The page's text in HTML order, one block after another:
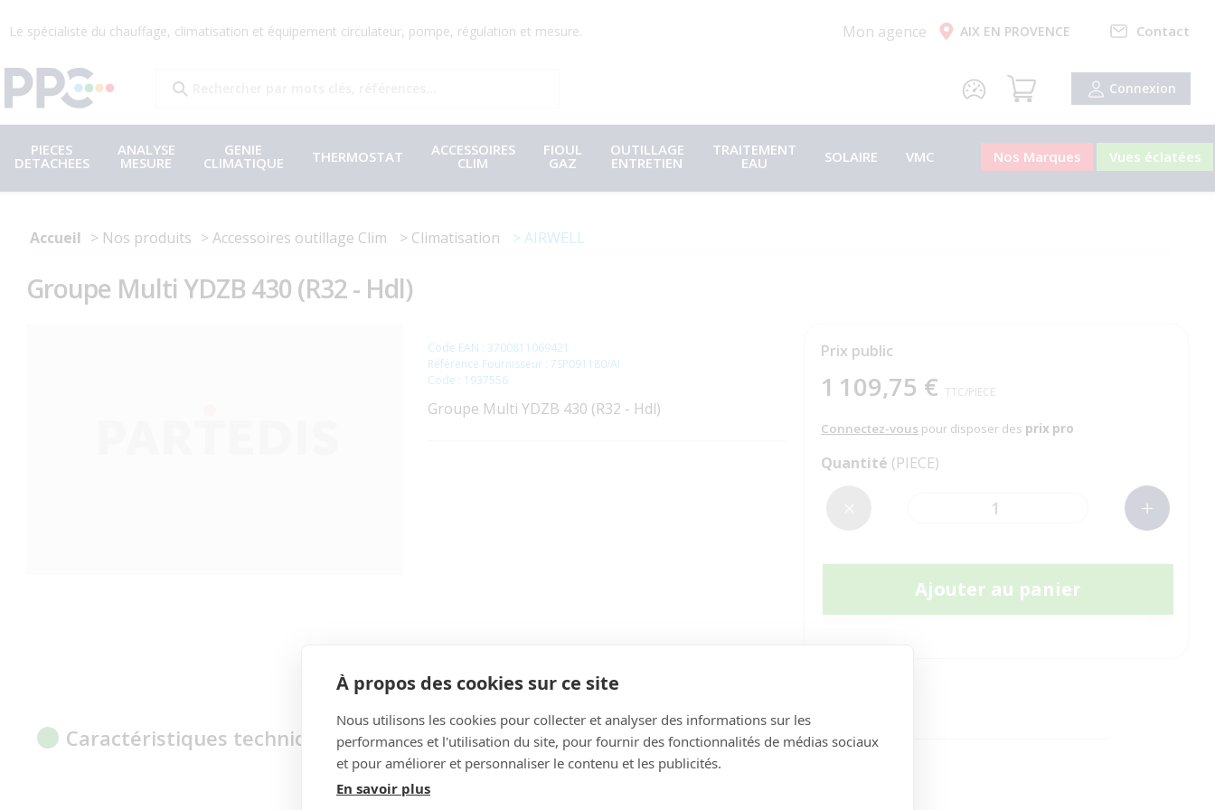
Le spécialiste du chauffage, climatisation et équipement circulateur, pompe, régulation et mesure. Mon agence AIX EN PROVENCE Contact
Connexion
PIECES
DETACHEES
ANALYSE
MESURE
GENIE
CLIMATIQUE THERMOSTAT ACCESSOIRES
CLIM
FIOUL
GAZ
OUTILLAGE
ENTRETIEN
TRAITEMENT
EAU SOLAIRE VMC Nos Marques Vues éclatées
Accueil Nos produits Accessoires outillage Clim Climatisation AIRWELL
Groupe Multi YDZB 430 (R32 - Hdl)
Code EAN : 3700811069421
Référence Fournisseur : 7SP091180/AI
Code : 1937556
Groupe Multi YDZB 430 (R32 - Hdl)
Caractéristiques techniques
Prix public
1 109,75 € TTC/PIECE
Connectez-vous pour disposer des prix pro
Quantité (PIECE)
Ajouter au panier
À propos des cookies sur ce site
Nous utilisons les cookies pour collecter et analyser des informations sur les
performances et l'utilisation du site, pour fournir des fonctionnalités de médias sociaux
et pour améliorer et personnaliser le contenu et les publicités.
En savoir plus